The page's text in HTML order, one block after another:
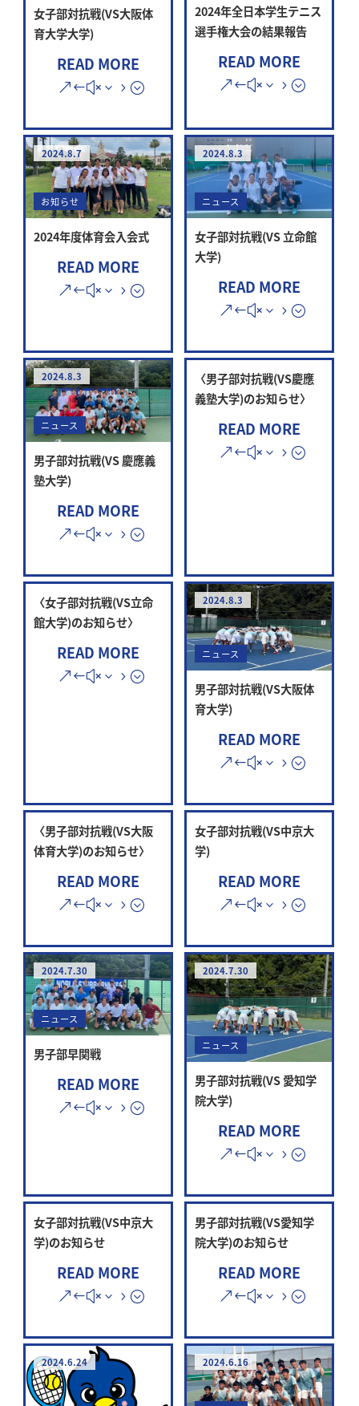
女子部対抗戦(VS大阪体
育大学大学)
READ MORE
2024年全日本学生テニス
選手権大会の結果報告
READ MORE
2024.8.7
お知らせ
2024年度体育会入会式
READ MORE
2024.8.3
ニュース
女子部対抗戦(VS 立命館
大学)
READ MORE
2024.8.3
ニュース
男子部対抗戦(VS 慶應義
塾大学)
READ MORE
〈男子部対抗戦(VS慶應
義塾大学)のお知らせ〉
READ MORE
〈女子部対抗戦(VS立命
館大学)のお知らせ〉
READ MORE
2024.8.3
ニュース
男子部対抗戦(VS大阪体
育大学)
READ MORE
〈男子部対抗戦(VS大阪
体育大学)のお知らせ〉
READ MORE
女子部対抗戦(VS中京大
学)
READ MORE
2024.7.30
ニュース
男子部早関戦
READ MORE
2024.7.30
ニュース
男子部対抗戦(VS 愛知学
院大学)
READ MORE
女子部対抗戦(VS中京大
学)のお知らせ
READ MORE
男子部対抗戦(VS愛知学
院大学)のお知らせ
READ MORE
2024.6.24 2024.6.16